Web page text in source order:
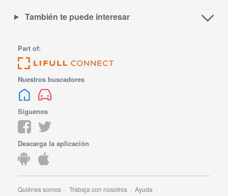
También te puede interesar
Part of:
Nuestros buscadores
Síguenos
Descarga la aplicación
Quiénes somos Trabaja con nosotros Ayuda